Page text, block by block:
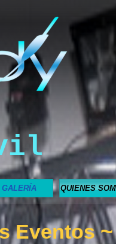
GALERÍA QUIENES
Eventos~